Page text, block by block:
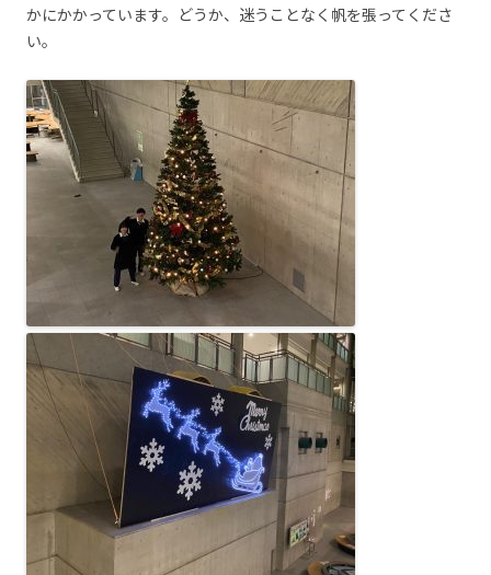
かにかかっています。どうか、迷うことなく帆を張ってくださ
い。